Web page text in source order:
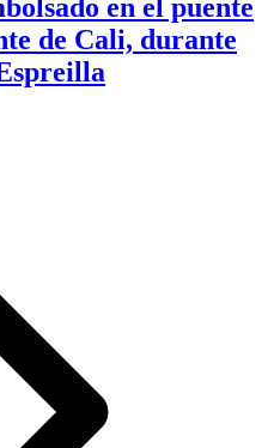
en el puente
de Cali, durante